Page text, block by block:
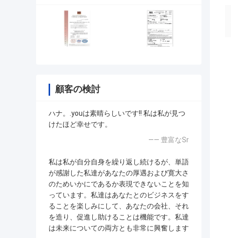
顧客の検討
ハナ。.youは素晴らしいです!! 私は私が見つ
けたほど幸せです。
—— 豊富なSr
私は私が自分自身を繰り返し続けるが、単語
が感謝した私達があなたの厚遇および寛大さ
のためいかにであるか表現できないことを知
っています。私達はあなたとのビジネスをす
ることを楽しみにして、あなたの会社、それ
を造り、促進し助けることは機能です。私達
は未来についての両方とも非常に興奮します